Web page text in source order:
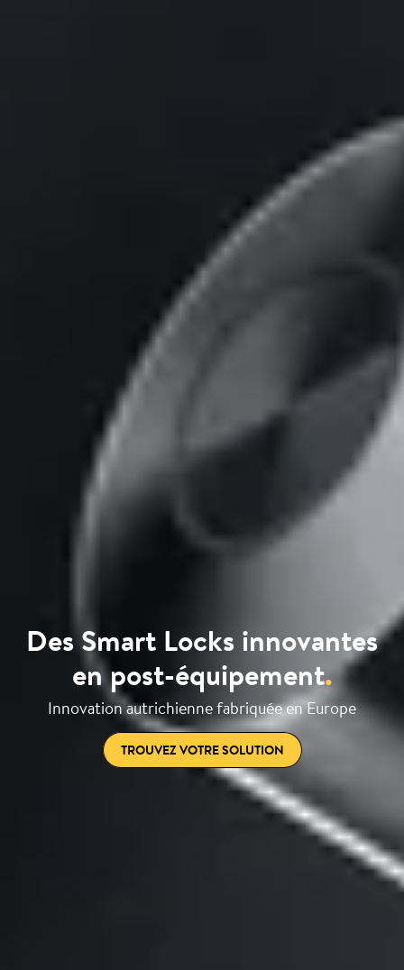
Des Smart Locks innovantes
en post-équipement.
Innovation autrichienne fabriquée en Europe
TROUVEZ VOTRE SOLUTION